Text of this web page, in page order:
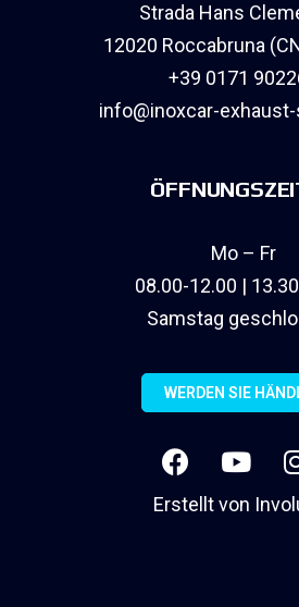
Strada Hans
12020 Roccabruna
+39 0171
info@inoxcar-
Mo – Fr
08.00-12.00 |
Samstag
WERDEN SIE
Erstellt von